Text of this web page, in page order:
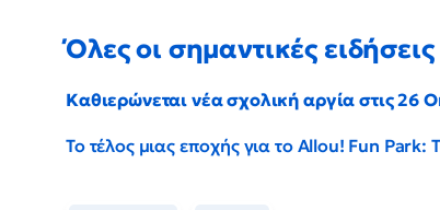
Όλες οι σημαντικές
Καθιερώνεται νέα σχολική αργία στις 26
Το τέλος μιας εποχής για το Allou! Fun